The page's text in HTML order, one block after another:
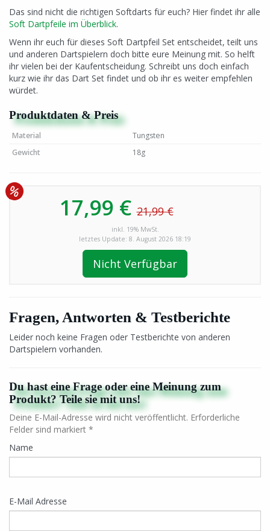
Das sind nicht die richtigen Softdarts für euch? Hier findet ihr alle
Soft Dartpfeile im Überblick.
Wenn ihr euch für dieses Soft Dartpfeil Set entscheidet, teilt uns
und anderen Dartspielern doch bitte eure Meinung mit. So helft
ihr vielen bei der Kaufentscheidung. Schreibt uns doch einfach
kurz wie ihr das Dart Set findet und ob ihr es weiter empfehlen
würdet.
Produktdaten & Preis
Material
Tungsten
Gewicht
18g
17,99 €21,99 €
inkl. 19% MwSt.
letztes Update: 8. August 2026 18:19
Nicht Verfügbar
Fragen, Antworten & Testberichte
Leider noch keine Fragen oder Testberichte von anderen
Dartspielern vorhanden.
Du hast eine Frage oder eine Meinung zum
Produkt? Teile sie mit uns!
Deine E-Mail-Adresse wird nicht veröffentlicht. Erforderliche
Felder sind markiert *
Name
E-Mail Adresse